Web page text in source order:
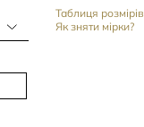
Таблиця розмірів
Як зняти мірки?